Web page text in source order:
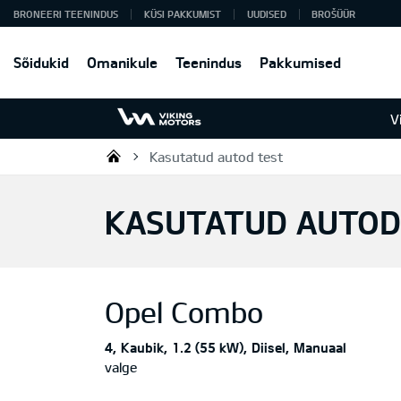
Sõidukid Omanikule Teenindus Pakkumised
BRONEERI TEENINDUS KÜSI PAKKUMIST UUDISED BROŠÜÜR
Viking Motors - Kia müük,
Kasutatud autod test
KASUTATUD
Opel Combo
4 Kaubik 1.2 (55 kW) Diisel
Manuaal
valge